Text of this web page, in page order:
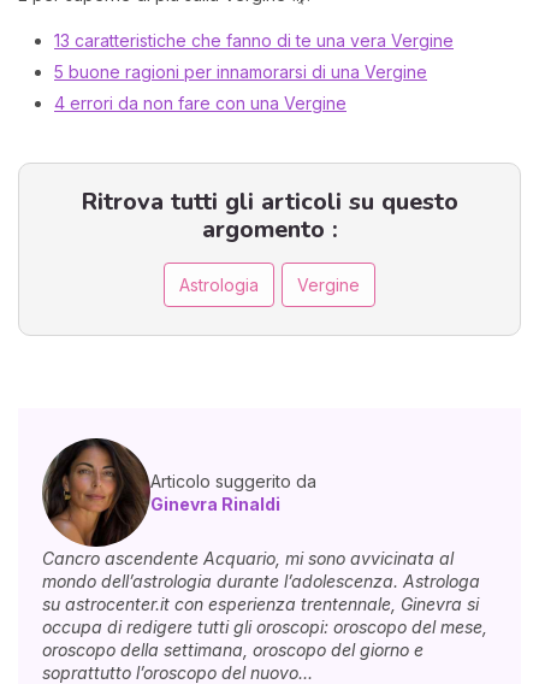
13 caratteristiche che fanno di te una vera Vergine
5 buone ragioni per innamorarsi di una Vergine
4 errori da non fare con una Vergine
Ritrova tutti gli articoli su questo
argomento :
Astrologia Vergine
Articolo suggerito da
Ginevra Rinaldi
Cancro ascendente Acquario, mi sono avvicinata al
mondo dell’astrologia durante l’adolescenza. Astrologa
su astrocenter.it con esperienza trentennale, Ginevra si
occupa di redigere tutti gli oroscopi: oroscopo del mese,
oroscopo della settimana, oroscopo del giorno e
soprattutto l’oroscopo del nuovo...